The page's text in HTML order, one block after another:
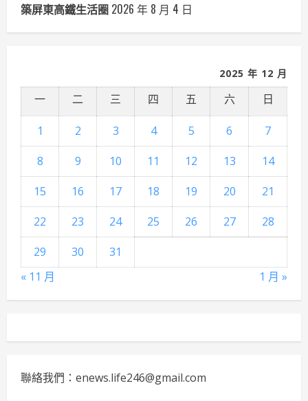
築屏東高鐵生活圈 2026 年 8 月 4 日
2025 年 12 月
一 二 三 四 五 六 日
1 2 3 4 5 6
7
8
9 10 11 12 13
14
15
16 17 18 19 20
21
22
23 24 25 26 27
28
29
30
31
« 11 月
1 月 »
聯絡我們：enews.life246@gmail.com